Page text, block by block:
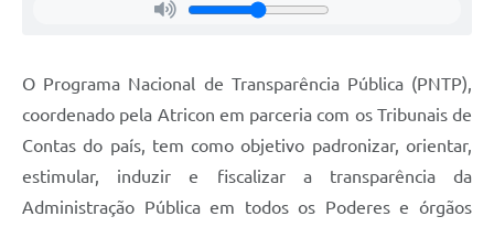
O Programa Nacional de Transparência Pública (PNTP),
coordenado pela Atricon em parceria com os Tribunais de
Contas do país, tem como objetivo padronizar, orientar,
estimular, induzir e fiscalizar a transparência da
Administração Pública em todos os Poderes e órgãos